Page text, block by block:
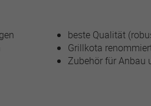
beste Qualität
Grillkota
Zubehör für Anbau